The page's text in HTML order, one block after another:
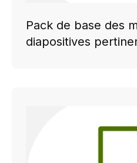
Pack de base des
diapositives